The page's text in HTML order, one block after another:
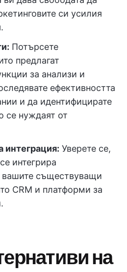
си усилия
Потърсете
предлагат
за анализи и
ефективността
и да идентифицирате
се нуждаят от
интеграция: Уверете се,
интегрира
вашите съществуващи
CRM и платформи за
на